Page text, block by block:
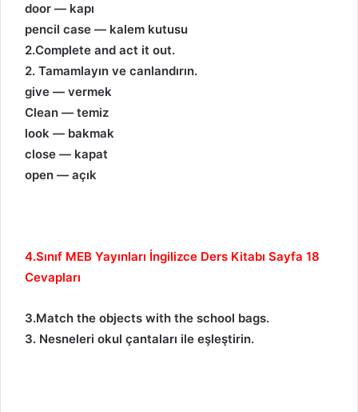
door — kapı
pencil case — kalem kutusu
2.Complete and act it out.
2. Tamamlayın ve canlandırın.
give — vermek
Clean — temiz
look — bakmak
close — kapat
open — açık
4.Sınıf MEB Yayınları İngilizce Ders Kitabı Sayfa 18
Cevapları
3.Match the objects with the school bags.
3. Nesneleri okul çantaları ile eşleştirin.